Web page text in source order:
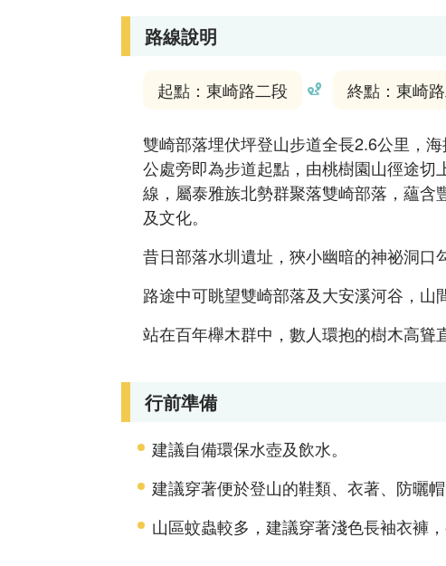
路線說明
起點：東崎路二段 終點：東崎
雙崎部落埋伏坪登山步道全長2.6公里，
公處旁即為步道起點，由桃樹園山徑途
線，屬泰雅族北勢群聚落雙崎部落，蘊
及文化。
昔日部落水圳遺址，狹小幽暗的神祕洞口
路途中可眺望雙崎部落及大安溪河谷，山
站在百年櫸木群中，數人環抱的樹木高聳
行前準備
建議自備環保水壺及飲水。
建議穿著便於登山的鞋類、衣著、防曬帽
山區蚊蟲較多，建議穿著淺色長袖衣褲